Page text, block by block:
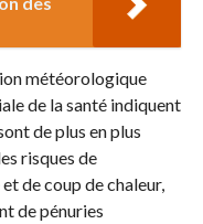
météorologique
de la santé indiquent
de plus en plus
risques de
de coup de chaleur,
de pénuries